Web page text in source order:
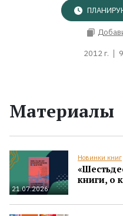
2012 г.
Материалы
21.07.2026
Новинки книг
книги, о